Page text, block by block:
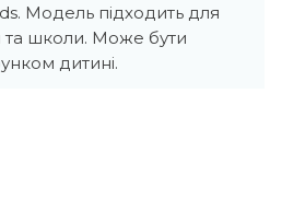
Модель підходить для
та школи. Може бути
дитині.